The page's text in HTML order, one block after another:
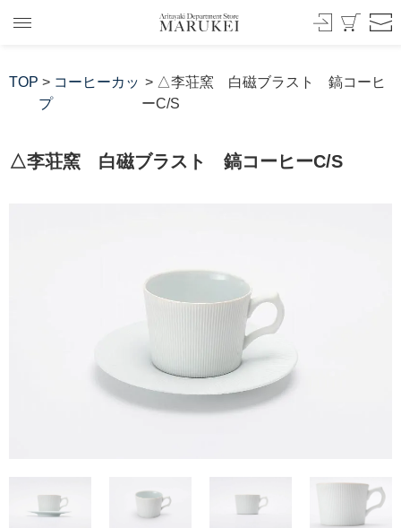
TOP > コーヒーカッ
プ
> △李荘窯 白磁ブラスト 鎬コーヒ
ーC/S
△李荘窯 白磁ブラスト 鎬コーヒーC/S